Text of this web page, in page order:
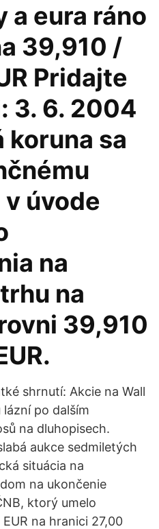
a eura ráno
39,910 /
Pridajte
3. 6. 2004
koruna sa
úvode
na
na
39,910
shrnutí: Akcie na Wall
po dalším
na dluhopisech.
aukce sedmiletých
situácia na
na ukončenie
ktorý umelo
na hranici 27,00